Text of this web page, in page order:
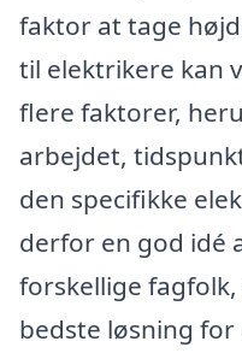
faktor at tage
til elektrikere kan
flere faktorer,
arbejdet,
den specifikke
derfor en god idé
forskellige
bedste løsning for